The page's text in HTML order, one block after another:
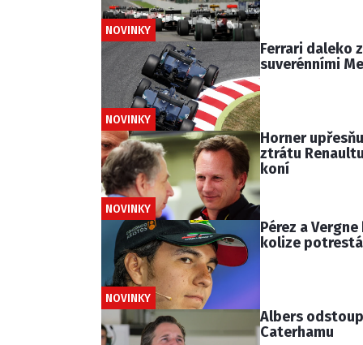
NOVINKY
NOVINKY
Ferrari daleko
suverénními
NOVINKY
Horner
ztrátu
koní
NOVINKY
Pérez a
kolize
Albers
Caterhamu